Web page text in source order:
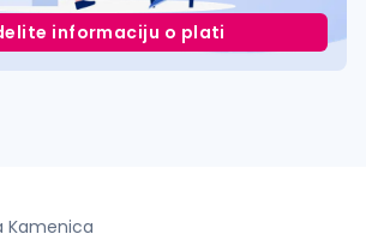
informaciju o plati
Kamenica